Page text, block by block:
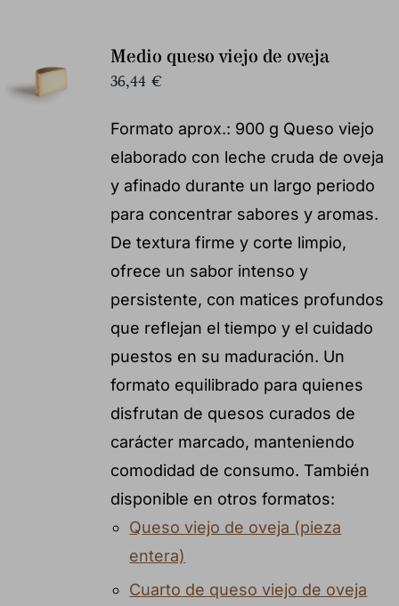
Medio queso viejo de oveja
36,44 €
Formato aprox.: 900 g Queso viejo
elaborado con leche cruda de oveja
y afinado durante un largo periodo
para concentrar sabores y aromas.
De textura firme y corte limpio,
ofrece un sabor intenso y
persistente, con matices profundos
que reflejan el tiempo y el cuidado
puestos en su maduración. Un
formato equilibrado para quienes
disfrutan de quesos curados de
carácter marcado, manteniendo
comodidad de consumo. También
disponible en otros formatos:
Queso viejo de oveja (pieza
entera)
Cuarto de queso viejo de oveja